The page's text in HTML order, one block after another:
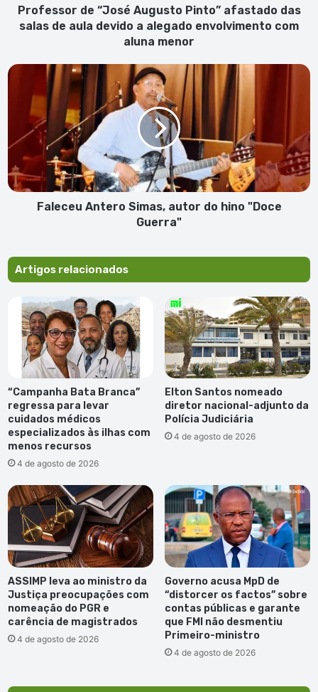
aula
devido
envolvimento
menor
Professor de “José Augusto Pinto” afastado das
salas de aula devido a alegado envolvimento com
aluna menor
Faleceu
Simas,
autor
hino
"Doce
Guerra"
Faleceu Antero Simas, autor do hino "Doce
Guerra"
Artigos relacionados
“Campanha Bata Branca”
regressa para levar
cuidados médicos
especializados às ilhas com
menos recursos
4 de agosto de 2026
Elton Santos nomeado
diretor nacional-adjunto da
Polícia Judiciária
4 de agosto de 2026
ASSIMP leva ao ministro da
Justiça preocupações com
nomeação do PGR e
carência de magistrados
4 de agosto de 2026
Governo acusa MpD de
“distorcer os factos” sobre
contas públicas e garante
que FMI não desmentiu
Primeiro-ministro
4 de agosto de 2026